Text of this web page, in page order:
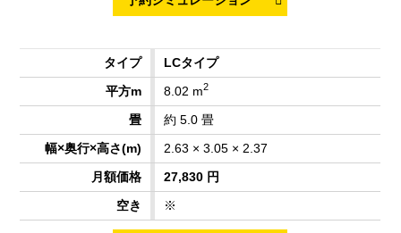
LCタイプ
8.02 m2
約 5.0 畳
2.63 × 3.05 × 2.37
27,830 円
※